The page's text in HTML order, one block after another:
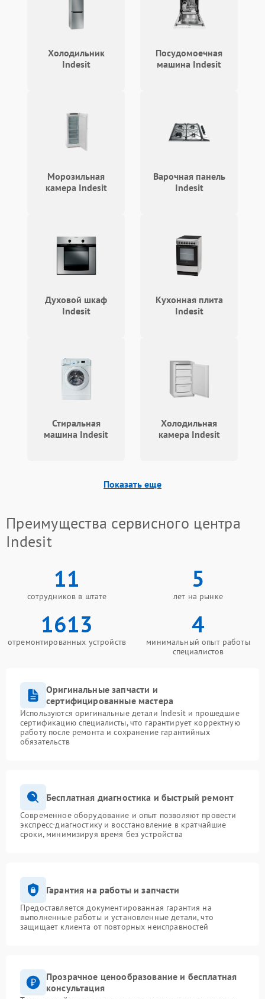
Холодильник
Indesit
Посудомоечная
машина Indesit
Морозильная
камера Indesit
Варочная панель
Indesit
Духовой шкаф
Indesit
Кухонная плита
Indesit
Стиральная
машина Indesit
Холодильная
камера Indesit
Показать еще
Преимущества сервисного центра
Indesit
11
сотрудников в штате
5
лет на рынке
1613
отремонтированных устройств
4
минимальный опыт работы
специалистов
Оригинальные запчасти и
сертифицированные мастера
Используются оригинальные детали Indesit и прошедшие
сертификацию специалисты, что гарантирует корректную
работу после ремонта и сохранение гарантийных
обязательств
Бесплатная диагностика и быстрый ремонт
Современное оборудование и опыт позволяют провести
экспресс-диагностику и восстановление в кратчайшие
сроки, минимизируя время без устройства
Гарантия на работы и запчасти
Предоставляется документированная гарантия на
выполненные работы и установленные детали, что
защищает клиента от повторных неисправностей
Прозрачное ценообразование и бесплатная
консультация